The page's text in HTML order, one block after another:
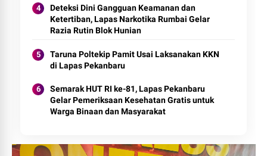
Deteksi Dini Gangguan Keamanan dan
Ketertiban, Lapas Narkotika Rumbai Gelar
Razia Rutin Blok Hunian
Taruna Poltekip Pamit Usai Laksanakan KKN
di Lapas Pekanbaru
Semarak HUT RI ke-81, Lapas Pekanbaru
Gelar Pemeriksaan Kesehatan Gratis untuk
Warga Binaan dan Masyarakat